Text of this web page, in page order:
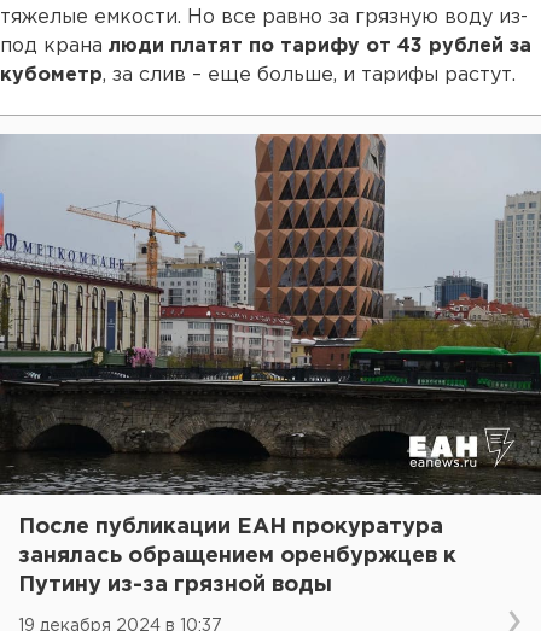
тяжелые емкости. Но все равно за грязную воду из-
под крана люди платят по тарифу от 43 рублей за
кубометр, за слив – еще больше, и тарифы растут.
После публикации ЕАН прокуратура
занялась обращением оренбуржцев к
Путину из-за грязной воды
19 декабря 2024 в 10:37